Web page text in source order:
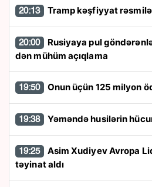
20:13 Tramp kəşfiyyat
20:00
dən mühüm açıqlama
19:50 Onun üçün 125 milyon
19:38 Yəməndə husilərin
19:25
təyinat aldı